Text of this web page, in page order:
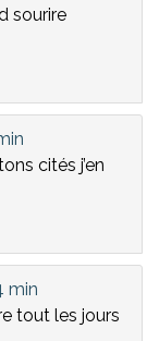
sourire
cités j’en
min
tout les jours